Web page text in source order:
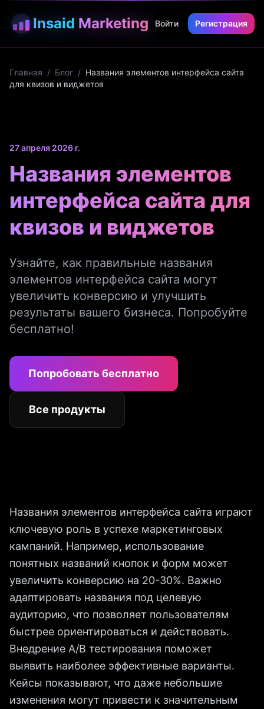
Insaid Marketing Войти Регистрация
Главная / Блог / Названия элементов интерфейса сайта
для квизов и виджетов
27 апреля 2026 г.
Названия элементов
интерфейса сайта для
квизов и виджетов
Узнайте, как правильные названия
элементов интерфейса сайта могут
увеличить конверсию и улучшить
результаты вашего бизнеса. Попробуйте
бесплатно!
Попробовать бесплатно
Все продукты
Названия элементов интерфейса сайта играют
ключевую роль в успехе маркетинговых
кампаний. Например, использование
понятных названий кнопок и форм может
увеличить конверсию на 20-30%. Важно
адаптировать названия под целевую
аудиторию, что позволяет пользователям
быстрее ориентироваться и действовать.
Внедрение A/B тестирования поможет
выявить наиболее эффективные варианты.
Кейсы показывают, что даже небольшие
изменения могут привести к значительным